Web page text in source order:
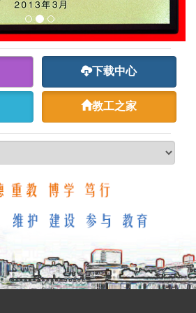
下载中心
教工之家